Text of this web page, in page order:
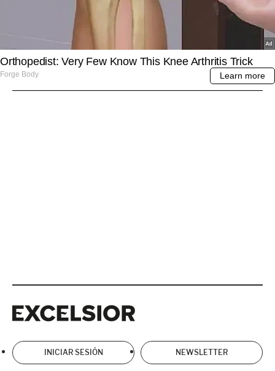
INICIAR SESIÓN NEWSLETTER